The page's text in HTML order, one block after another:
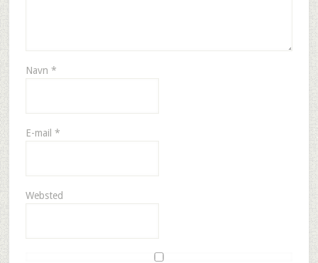
Navn *
E-mail *
Websted